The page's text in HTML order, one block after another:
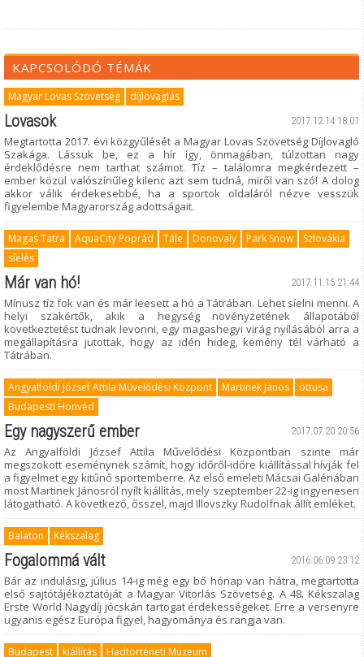
KAPCSOLÓDÓ TÉMÁK
Magyar Lovas Szövetség díjlovaglás
2017.12.14 18:01
Lovasok
Megtartotta 2017. évi közgyűlését a Magyar Lovas Szövetség Díjlovagló
Szakága. Lássuk be, ez a hír így, önmagában, túlzottan nagy
érdeklődésre nem tarthat számot. Tíz – találomra megkérdezett –
ember közül valószínűleg kilenc azt sem tudná, miről van szó! A dolog
akkor válik érdekesebbé, ha a sportok oldaláról nézve vesszük
figyelembe Magyarország adottságait.
Magas Tátra AquaCity Poprád Tále Donovaly Park Snow
Szlovákia
síelés
2017.11.15 21:44
Már van hó!
Mínusz tíz fok van és már leesett a hó a Tátrában. Lehet síelni menni. A
helyi szakértők, akik a hegység növényzetének állapotából
következtetést tudnak levonni, egy magashegyi virág nyílásából arra a
megállapításra jutottak, hogy az idén hideg, kemény tél várható a
Tátrában.
Angyalföldi József Attila Művelődési Központ Martinek János
öttusa
Budapesti Honvéd
2017.07.20 20:56
Egy nagyszerű ember
Az Angyalföldi József Attila Művelődési Központban szinte már
megszokott eseménynek számít, hogy időről-időre kiállítással hívják fel
a figyelmet egy kitűnő sportemberre. Az első emeleti Mácsai Galériában
most Martinek Jánosról nyílt kiállítás, mely szeptember 22-ig ingyenesen
látogatható. A következő, ősszel, majd Illovszky Rudolfnak állít emléket.
Balaton Kékszalag
2016.06.09 23:12
Fogalommá vált
Bár az indulásig, július 14-ig még egy bő hónap van hátra, megtartotta
első sajtótájékoztatóját a Magyar Vitorlás Szövetség. A 48. Kékszalag
Erste World Nagydíj jócskán tartogat érdekességeket. Erre a versenyre
ugyanis egész Európa figyel, hagyománya és rangja van.
Budapest kiállítás Hadtörténeti Múzeum